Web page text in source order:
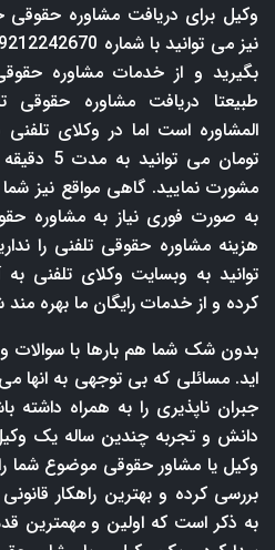
وکیل برای دریافت مشاوره
بگیرید و از خدمات مشاوره
طبیعتا دریافت مشاوره
تومان می
مشورت نمایید. گاهی مواقع نیز
به صورت فوری نیاز به مشاوره
هزینه مشاوره حقوقی تلفنی را
توانید به وبسایت وکلای تلفنی
کرده و از خدمات رایگان ما بهره مند
بدون شک شما هم بارها با
اید. مسائلی که بی توجهی به انها
جبران ناپذیری را به همراه
دانش و تجربه چندین ساله یک
وکیل یا مشاور حقوقی موضوع شما
بررسی کرده و بهترین راهکار
به ذکر است که اولین و مهمترین